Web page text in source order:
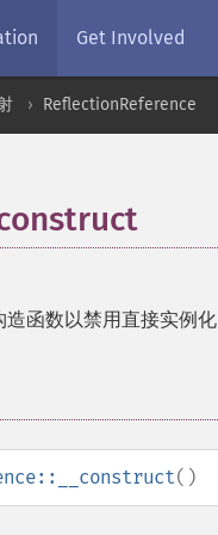
Get Involved
ReflectionReference
造函数以禁用直接实例化
()